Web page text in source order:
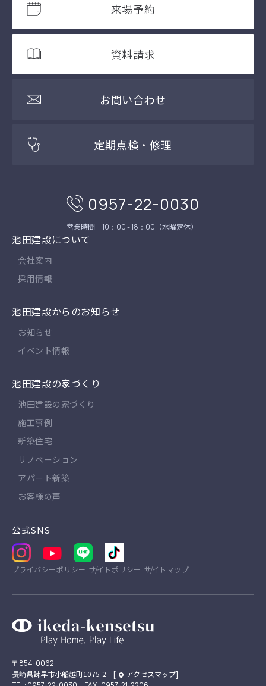
来場予約
資料請求
お問い合わせ
定期点検・修理
0957-22-0030
営業時間 10：00 - 18：00 （水曜定休）
池田建設について
会社案内
採用情報
池田建設からのお知らせ
お知らせ
イベント情報
池田建設の家づくり
池田建設の家づくり
施工事例
新築住宅
リノベーション
アパート新築
お客様の声
公式SNS
プライバシーポリシー サイトポリシー サイトマップ
〒854-0062
長崎県諫早市小船越町1075-2 [
アクセスマップ]